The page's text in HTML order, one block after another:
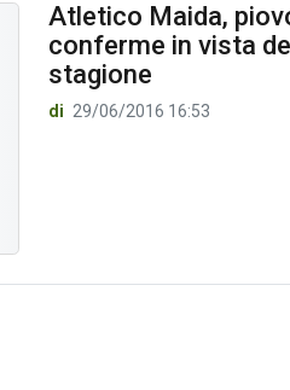
Atletico Maida,
conferme in vista
stagione
di 29/06/2016 16:53